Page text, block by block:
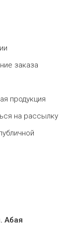
заказа
продукция
на рассылку
Абая